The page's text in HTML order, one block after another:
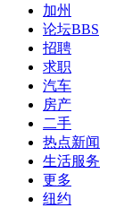
加州
论坛BBS
招聘
求职
汽车
房产
二手
热点新闻
生活服务
更多
纽约